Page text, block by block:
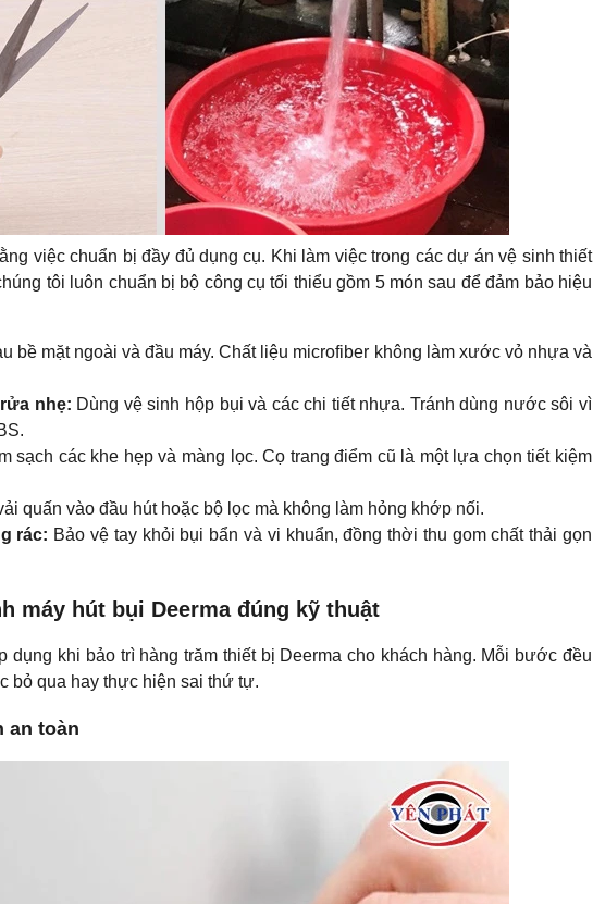
việc chuẩn bị đầy đủ dụng cụ. Khi làm việc trong các dự án vệ sinh thiết
tôi luôn chuẩn bị bộ công cụ tối thiểu gồm 5 món sau để đảm bảo hiệu
bề mặt ngoài và đầu máy. Chất liệu microfiber không làm xước vỏ nhựa và
nhẹ: Dùng vệ sinh hộp bụi và các chi tiết nhựa. Tránh dùng nước sôi vì
sạch các khe hẹp và màng lọc. Cọ trang điểm cũ là một lựa chọn tiết kiệm
quấn vào đầu hút hoặc bộ lọc mà không làm hỏng khớp nối.
rác: Bảo vệ tay khỏi bụi bẩn và vi khuẩn, đồng thời thu gom chất thải gọn
máy hút bụi Deerma đúng kỹ thuật
dụng khi bảo trì hàng trăm thiết bị Deerma cho khách hàng. Mỗi bước đều
bỏ qua hay thực hiện sai thứ tự.
an toàn